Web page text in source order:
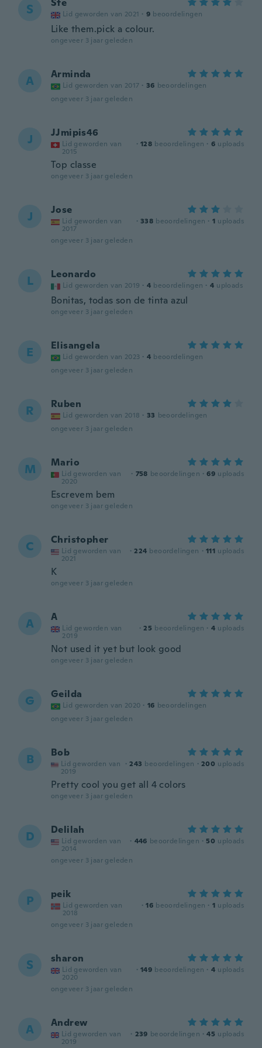
S Ste
Lid geworden van 2021 · 9 beoordelingen
Like them.pick a colour.
ongeveer 3 jaar geleden
A Arminda
Lid geworden van 2017 · 36 beoordelingen
ongeveer 3 jaar geleden
J JJmipis46
Lid geworden van
2015
· 128 beoordelingen · 6 uploads
Top classe
ongeveer 3 jaar geleden
J Jose
Lid geworden van
2017
· 338 beoordelingen · 1 uploads
ongeveer 3 jaar geleden
L Leonardo
Lid geworden van 2019 · 4 beoordelingen · 4 uploads
Bonitas, todas son de tinta azul
ongeveer 3 jaar geleden
E Elisangela
Lid geworden van 2023 · 4 beoordelingen
ongeveer 3 jaar geleden
R Ruben
Lid geworden van 2018 · 33 beoordelingen
ongeveer 3 jaar geleden
M Mario
Lid geworden van
2020
· 758 beoordelingen · 69 uploads
Escrevem bem
ongeveer 3 jaar geleden
C Christopher
Lid geworden van
2021
· 224 beoordelingen · 111 uploads
K
ongeveer 3 jaar geleden
A A
Lid geworden van
2019
· 25 beoordelingen · 4 uploads
Not used it yet but look good
ongeveer 3 jaar geleden
G Geilda
Lid geworden van 2020 · 16 beoordelingen
ongeveer 3 jaar geleden
B Bob
Lid geworden van
2019
· 243 beoordelingen · 200 uploads
Pretty cool you get all 4 colors
ongeveer 3 jaar geleden
D Delilah
Lid geworden van
2014
· 446 beoordelingen · 50 uploads
ongeveer 3 jaar geleden
P peik
Lid geworden van
2018
· 16 beoordelingen · 1 uploads
ongeveer 3 jaar geleden
S sharon
Lid geworden van
2020
· 149 beoordelingen · 4 uploads
ongeveer 3 jaar geleden
A Andrew
Lid geworden van
2019
· 239 beoordelingen · 45 uploads